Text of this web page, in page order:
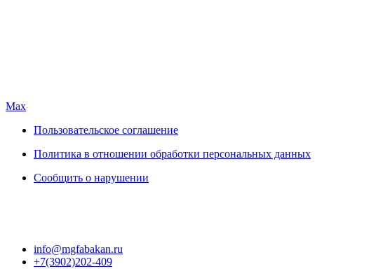
Max
Пользовательское соглашение
Политика в отношении обработки персональных данных
Сообщить о нарушении
info@mgfabakan.ru
+7(3902)202-409